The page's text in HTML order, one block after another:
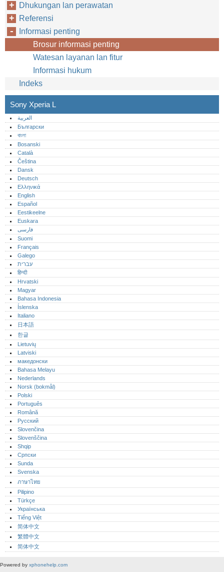
Dhukungan lan perawatan
Referensi
Informasi penting
Brosur informasi penting
Watesan layanan lan fitur
Informasi hukum
Indeks
Sony Xperia L
العربية
Български
বাংলা
Bosanski
Català
Čeština
Dansk
Deutsch
Ελληνικά
English
Español
Eestikeelne
Euskara
فارسی
Suomi
Français
Galego
עברית
हिन्दी
Hrvatski
Magyar
Bahasa Indonesia
Íslenska
Italiano
日本語
한글
Lietuvių
Latviski
македонски
Bahasa Melayu
Nederlands
Norsk (bokmål)‎
Polski
Português‎
Română
Русский
Slovenčina
Slovenščina
Shqip
Српски
Sunda
Svenska
ภาษาไทย
Pilipino
Türkçe
Українська
Tiếng Việt
简体中文
繁體中文
简体中文
Powered by xphonehelp.com